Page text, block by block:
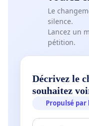
Le
silence.
Lancez un
pétition.
Décrivez le
souhaitez
Propulsé par